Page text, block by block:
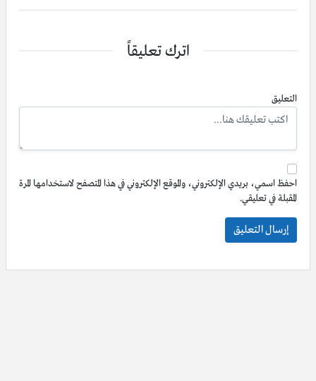
اترك تعليقاً
التعليق
احفظ اسمي، بريدي الإلكتروني، والموقع الإلكتروني في هذا المتصفح لاستخدامها المرة
المقبلة في تعليقي.